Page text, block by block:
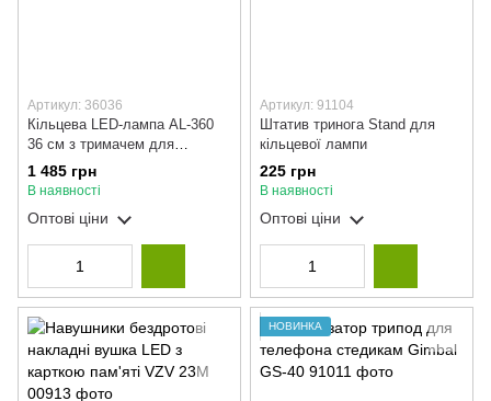
Артикул: 36036
Кільцева LED-лампа AL-360
36 см з тримачем для
телефона та пультом
1 485 грн
В наявності
Оптові ціни
Артикул: 91104
Штатив тринога Stand для
кільцевої лампи
225 грн
В наявності
Оптові ціни
НОВИНКА